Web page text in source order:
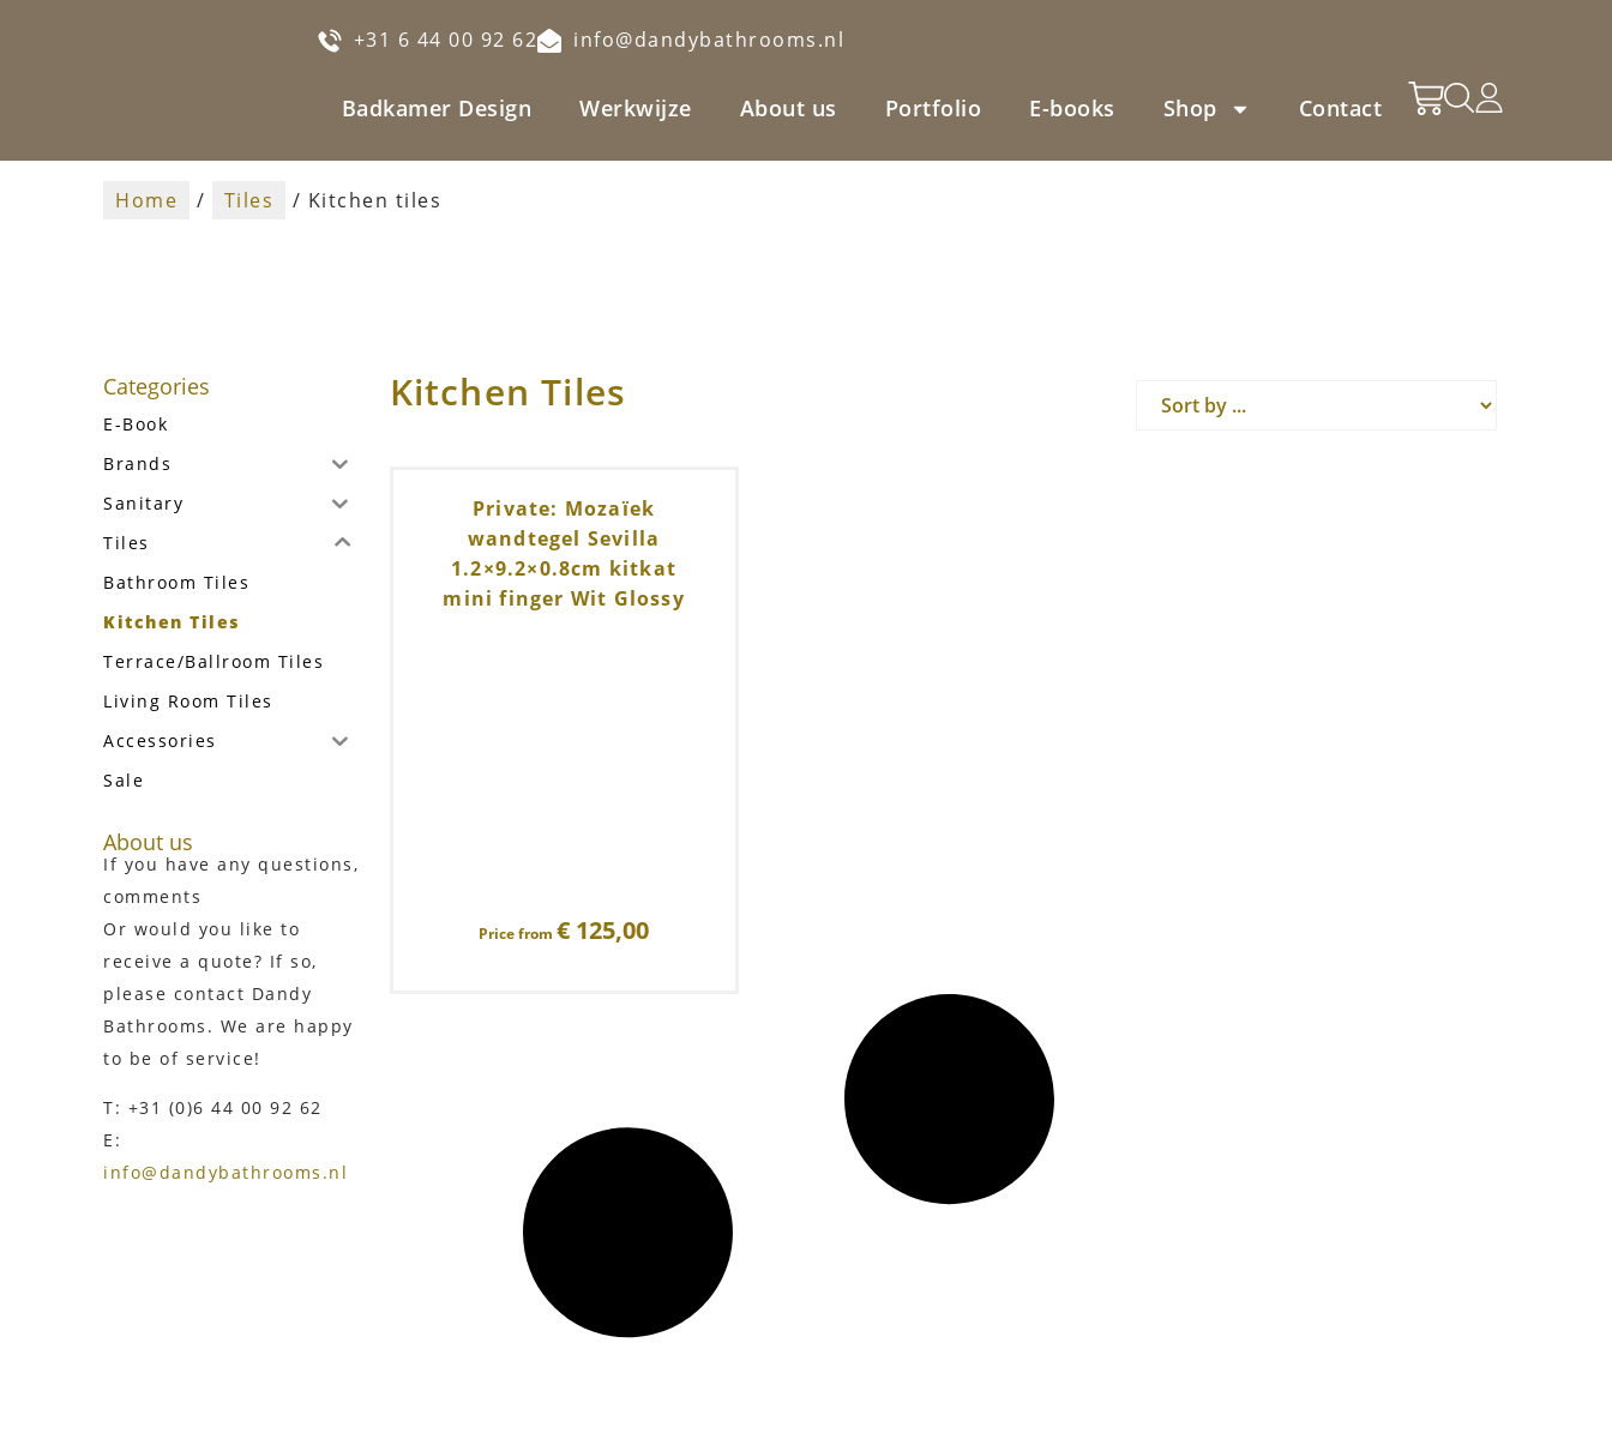
+31 6 44 00 92 62 info@dandybathrooms.nl
Badkamer Design Werkwijze About us Portfolio E-books Shop Contact
Home / Tiles / Kitchen tiles
Categories
E-Book
Brands
Sanitary
Tiles
Bathroom Tiles
Kitchen Tiles
Terrace/Ballroom Tiles
Living Room Tiles
Accessories
Sale
About us
If you have any questions,
comments
Or would you like to
receive a quote? If so,
please contact Dandy
Bathrooms. We are happy
to be of service!
T: +31 (0)6 44 00 92 62
E:
info@dandybathrooms.nl
Kitchen Tiles
Private: Mozaïek
wandtegel Sevilla
1.2×9.2×0.8cm kitkat
mini finger Wit Glossy
Price from€ 125,00